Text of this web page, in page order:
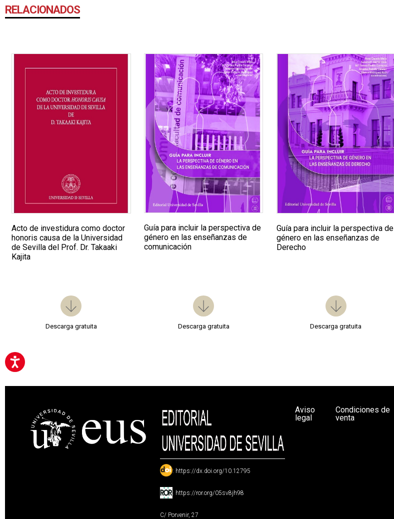
RELACIONADOS
Acto de investidura como doctor
honoris causa de la Universidad
de Sevilla del Prof. Dr. Takaaki
Kajita
Descarga gratuita
Guía para incluir la perspectiva de
género en las enseñanzas de
comunicación
Descarga gratuita
Guía para incluir la perspectiva de
género en las enseñanzas de
Derecho
Descarga gratuita
: https://dx.doi.org/10.12795
: https://ror.org/05sv8jh98
C/ Porvenir, 27
Aviso
legal
Condiciones de
venta